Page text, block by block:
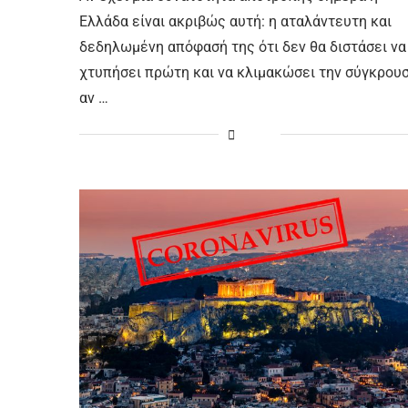
Ελλάδα είναι ακριβώς αυτή: η αταλάντευτη και
δεδηλωμένη απόφασή της ότι δεν θα διστάσει να
χτυπήσει πρώτη και να κλιμακώσει την
αν …